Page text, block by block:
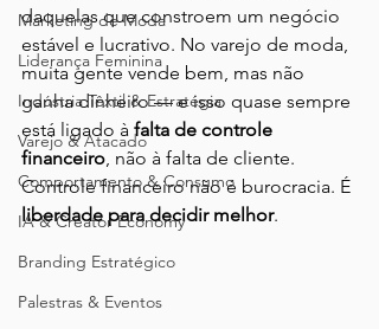
Marketing de Moda
Liderança Feminina
Indústria Têxtil & Estratégia
Varejo & Atacado
Comportamento & Consumo
IA & Creator Economy
Branding Estratégico
Palestras & Eventos
daquelas que constroem um negócio
estável e lucrativo. No varejo de moda,
muita gente vende bem, mas não
ganha dinheiro — e isso quase sempre
está ligado à falta de controle
financeiro, não à falta de cliente.
Controle financeiro não é burocracia. É
liberdade para decidir melhor.